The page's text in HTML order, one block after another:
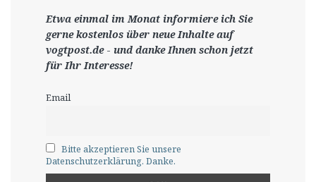
Etwa einmal im Monat informiere ich Sie
gernekostenlos über neue Inhalte auf
vogtpost.de- und danke Ihnen schon jetzt
für Ihr Interesse!
Email
Bitte akzeptieren Sie unsere
Datenschutzerklärung. Danke.